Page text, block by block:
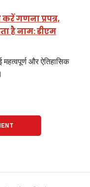
गणना प्रपत्र,
है नाम: डीएम
महत्वपूर्ण और ऐतिहासिक